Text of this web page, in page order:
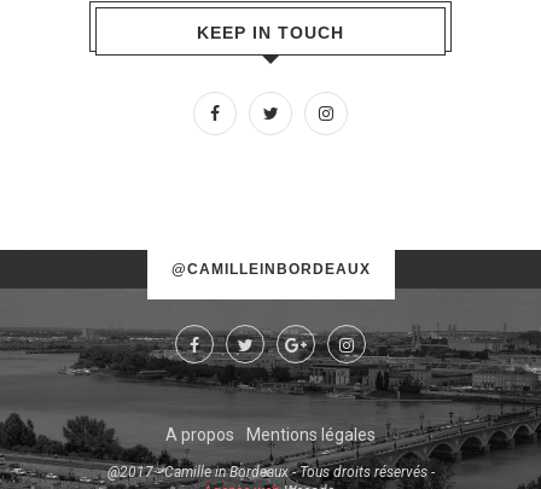
KEEP IN TOUCH
@CAMILLEINBORDEAUX
Try some other hashtag or username
A propos Mentions légales
@2017 - Camille in Bordeaux - Tous droits réservés -